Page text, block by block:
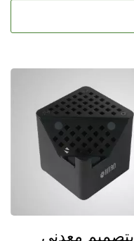
حامل تبريد مكعبي 2 في 1 بتصميم معدني